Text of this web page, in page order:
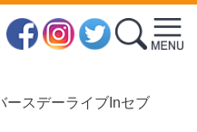
スデーライブInセブ